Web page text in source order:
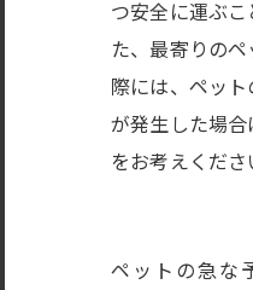
つ安全に運ぶ
た、最寄りの
際には、ペッ
が発生した場
をお考えくださ
ペットの急な